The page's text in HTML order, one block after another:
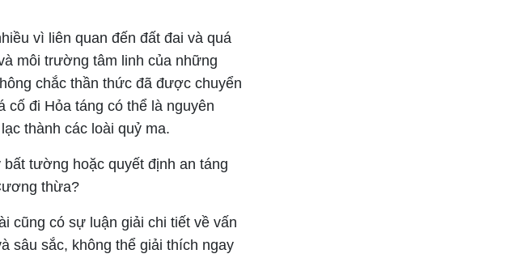
vì liên quan đến đất đai và quá
môi trường tâm linh của những
chắc thần thức đã được chuyển
cố đi Hỏa táng có thể là nguyên
thành các loài quỷ ma.
tường hoặc quyết định an táng
thừa?
cũng có sự luận giải chi tiết về vấn
sâu sắc, không thể giải thích ngay